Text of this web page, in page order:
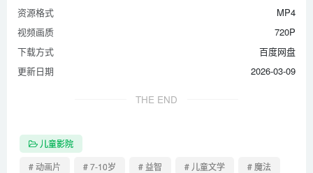
资源格式
MP4
视频画质
720P
下载方式
百度网盘
更新日期
2026-03-09
THE END
儿童影院
# 动画片
# 7-10岁 # 益智 # 儿童文学
# 魔法